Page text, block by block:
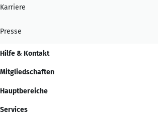
Karriere
Presse
Hilfe & Kontakt
Mitgliedschaften
Hauptbereiche
Services